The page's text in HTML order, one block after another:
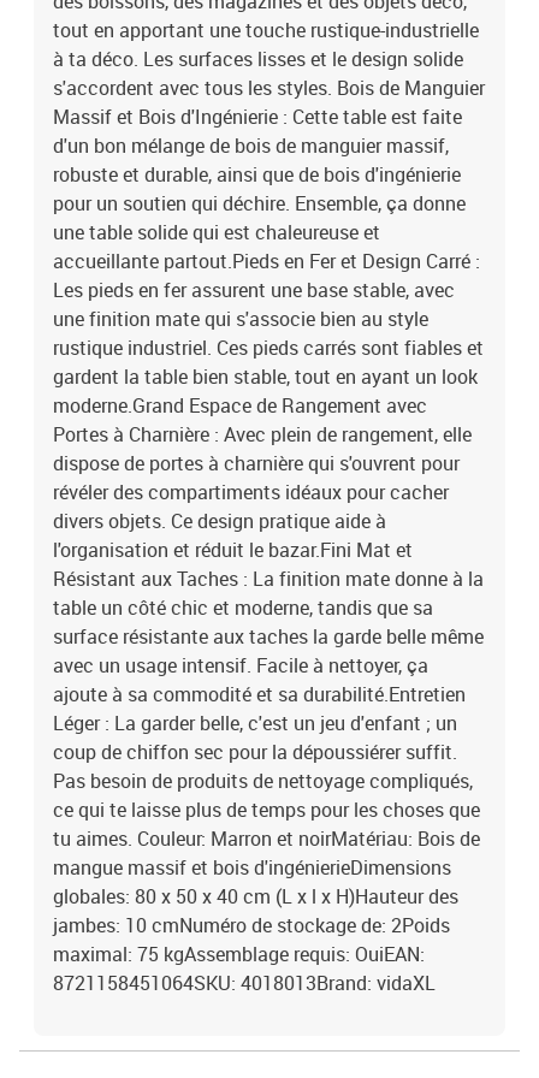
tout en apportant une touche rustique-industrielle
à ta déco. Les surfaces lisses et le design solide
s'accordent avec tous les styles. Bois de Manguier
Massif et Bois d'Ingénierie : Cette table est faite
d'un bon mélange de bois de manguier massif,
robuste et durable, ainsi que de bois d'ingénierie
pour un soutien qui déchire. Ensemble, ça donne
une table solide qui est chaleureuse et
accueillante partout.Pieds en Fer et Design Carré :
Les pieds en fer assurent une base stable, avec
une finition mate qui s'associe bien au style
rustique industriel. Ces pieds carrés sont fiables et
gardent la table bien stable, tout en ayant un look
moderne.Grand Espace de Rangement avec
Portes à Charnière : Avec plein de rangement, elle
dispose de portes à charnière qui s'ouvrent pour
révéler des compartiments idéaux pour cacher
divers objets. Ce design pratique aide à
l'organisation et réduit le bazar.Fini Mat et
Résistant aux Taches : La finition mate donne à la
table un côté chic et moderne, tandis que sa
surface résistante aux taches la garde belle même
avec un usage intensif. Facile à nettoyer, ça
ajoute à sa commodité et sa durabilité.Entretien
Léger : La garder belle, c'est un jeu d'enfant ; un
coup de chiffon sec pour la dépoussiérer suffit.
Pas besoin de produits de nettoyage compliqués,
ce qui te laisse plus de temps pour les choses que
tu aimes. Couleur: Marron et noirMatériau: Bois de
mangue massif et bois d'ingénierieDimensions
globales: 80 x 50 x 40 cm (L x l x H)Hauteur des
jambes: 10 cmNuméro de stockage de: 2Poids
maximal: 75 kgAssemblage requis: OuiEAN:
8721158451064SKU: 4018013Brand: vidaXL